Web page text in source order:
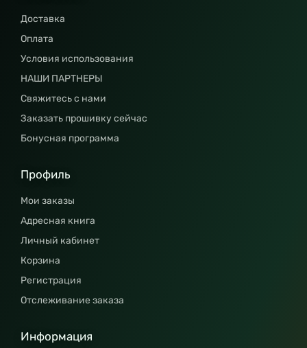
Доставка
Оплата
Условия использования
НАШИ ПАРТНЕРЫ
Свяжитесь с нами
Заказать прошивку сейчас
Бонусная программа
Профиль
Мои заказы
Адресная книга
Личный кабинет
Корзина
Регистрация
Отслеживание заказа
Информация